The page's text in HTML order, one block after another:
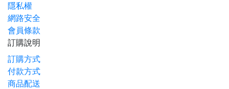
隱私權
網路安全
會員條款
訂購說明
訂購方式
付款方式
商品配送